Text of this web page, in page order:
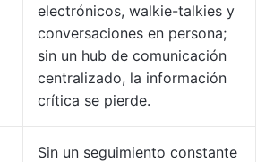
electrónicos, walkie-talkies y
conversaciones en persona;
sin un hub de comunicación
centralizado, la información
crítica se pierde.
Sin un seguimiento constante